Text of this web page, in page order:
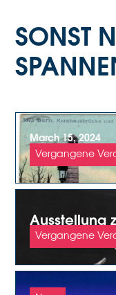
SONST
March 15, 2024
Vergangene
Ausstellung
Lausanne
Vergangene